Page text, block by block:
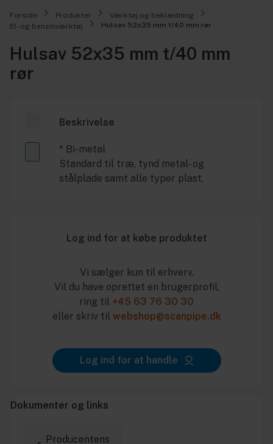
Forside Produkter
Værktøj og beklædning
El- og benzinværktøj
Hulsav 52x35 mm t/40 mm rør
Hulsav 52x35 mm t/40 mm
rør
Beskrivelse
* Bi-metal
Standard til træ, tynd metal- og
stålplade samt alle typer plast.
Log ind for at købe produktet
Vi sælger kun til erhverv.
Vil du have oprettet en brugerprofil,
ring til +45 63 76 30 30
eller skriv til webshop@scanpipe.dk
Log ind for at handle
Dokumenter og links
Producentens